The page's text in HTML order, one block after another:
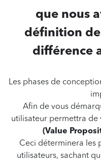
que nous
définition de
différence
Les phases de
Afin de vous
utilisateur permettra
(Value
Ceci déterminera les
utilisateurs, sachant